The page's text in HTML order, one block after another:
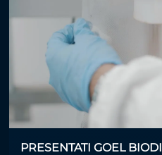
PRESENTATI GOEL